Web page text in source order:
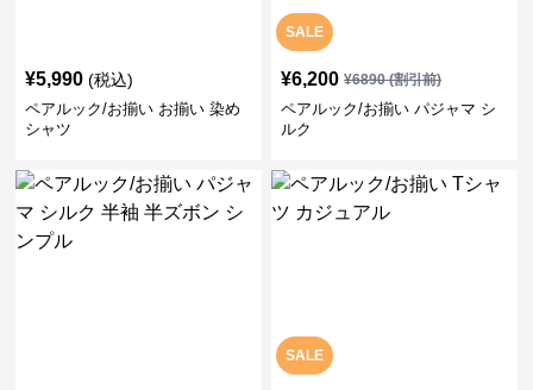
¥5,990 (税込)
ペアルック/お揃い お揃い 染め
シャツ
SALE
¥6,200 ¥6890(割引前)
ペアルック/お揃い パジャマ シ
ルク
SALE